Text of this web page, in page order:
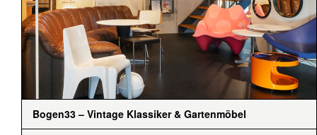
Bogen33 – Vintage Klassiker & Gartenmöbel